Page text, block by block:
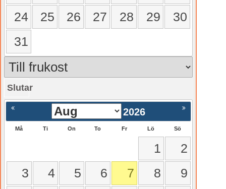
24
25 26 27 28 29
30
31
Slutar
Nästa >
2026
Må Ti On To Fr Lö Sö
1
2
3
4 5 6 7 8 9